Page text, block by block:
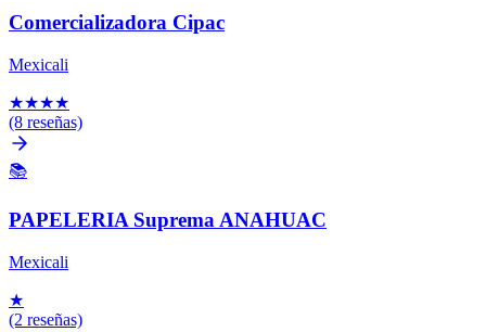
Comercializadora Cipac
Mexicali
★★★★
(8 reseñas)
📚
PAPELERIA Suprema ANAHUAC
Mexicali
★
(2 reseñas)